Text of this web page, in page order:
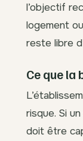
l’objectif
logement
reste libre
Ce que la
risque. Si
doit être